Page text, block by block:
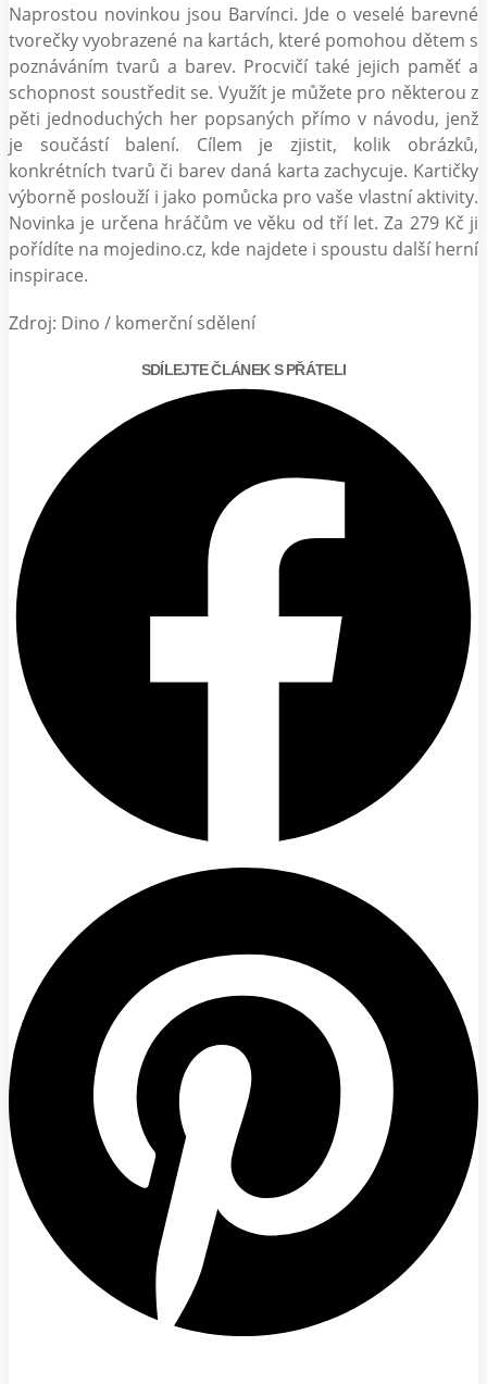
Naprostou novinkou jsou Barvínci. Jde o veselé barevné
tvorečky vyobrazené na kartách, které pomohou dětem s
poznáváním tvarů a barev. Procvičí také jejich paměť a
schopnost soustředit se. Využít je můžete pro některou z
pěti jednoduchých her popsaných přímo v návodu, jenž
je součástí balení. Cílem je zjistit, kolik obrázků,
konkrétních tvarů či barev daná karta zachycuje. Kartičky
výborně poslouží i jako pomůcka pro vaše vlastní aktivity.
Novinka je určena hráčům ve věku od tří let. Za 279 Kč ji
pořídíte na mojedino.cz, kde najdete i spoustu další herní
inspirace.
Zdroj: Dino / komerční sdělení
SDÍLEJTE ČLÁNEK S PŘÁTELI